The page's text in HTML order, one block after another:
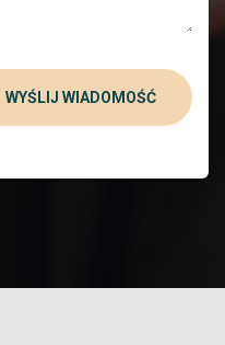
WYŚLIJ WIADOMOŚĆ